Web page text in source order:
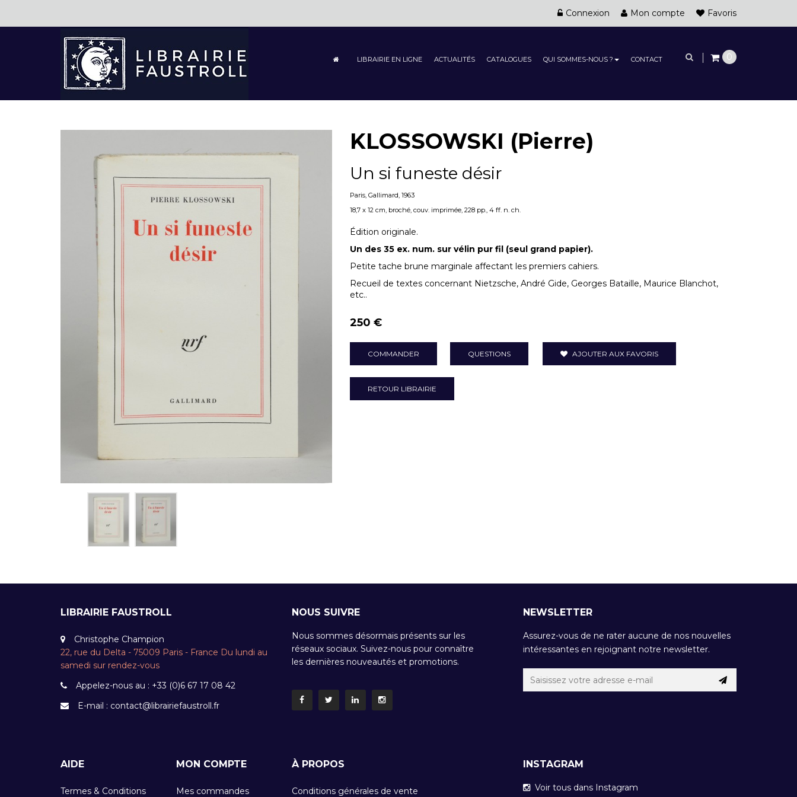
Connexion Mon compte Favoris
LIBRAIRIE EN LIGNE ACTUALITÉS CATALOGUES QUI SOMMES-NOUS ? CONTACT 0
KLOSSOWSKI (Pierre)
Un si funeste désir
Paris, Gallimard, 1963
18,7 x 12 cm, broché, couv. imprimée, 228 pp., 4 ff. n. ch.
Édition originale.
Un des 35 ex. num. sur vélin pur fil (seul grand papier).
Petite tache brune marginale affectant les premiers cahiers.
Recueil de textes concernant Nietzsche, André Gide, Georges Bataille, Maurice Blanchot,
etc..
250 €
COMMANDER QUESTIONS AJOUTER AUX FAVORIS
RETOUR LIBRAIRIE
LIBRAIRIE FAUSTROLL
Christophe Champion
22, rue du Delta - 75009 Paris - France Du lundi au
samedi sur rendez-vous
Appelez-nous au : +33 (0)6 67 17 08 42
E-mail : contact@librairiefaustroll.fr
NOUS SUIVRE
Nous sommes désormais présents sur les
réseaux sociaux. Suivez-nous pour connaître
les dernières nouveautés et promotions.
NEWSLETTER
Assurez-vous de ne rater aucune de nos nouvelles
intéressantes en rejoignant notre newsletter.
AIDE
Termes & Conditions
MON COMPTE
Mes commandes
À PROPOS
Conditions générales de vente
INSTAGRAM
Voir tous dans Instagram